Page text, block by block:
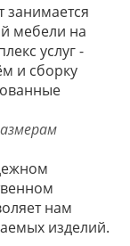
мебели на
услуг -
и сборку
нам
изделий.